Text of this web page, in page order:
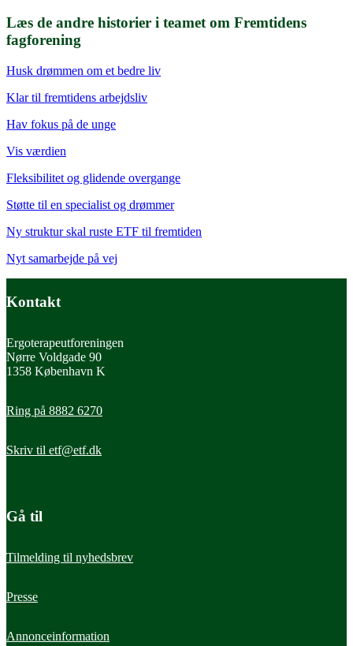
Læs de andre historier i teamet om Fremtidens
fagforening
Husk drømmen om et bedre liv
Klar til fremtidens arbejdsliv
Hav fokus på de unge
Vis værdien
Fleksibilitet og glidende overgange
Støtte til en specialist og drømmer
Ny struktur skal ruste ETF til fremtiden
Nyt samarbejde på vej
Kontakt
Ergoterapeutforeningen
Nørre Voldgade 90
1358 København K
Ring på 8882 6270
Skriv til etf@etf.dk
Gå til
Tilmelding til nyhedsbrev
Presse
Annonceinformation